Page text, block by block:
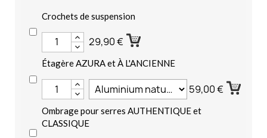
Crochets de suspension
29,90 €
Étagère AZURA et À L'ANCIENNE
59,00 €
Ombrage pour serres AUTHENTIQUE et
CLASSIQUE